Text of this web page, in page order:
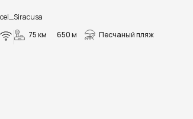
75 км
650 м Песчаный пляж